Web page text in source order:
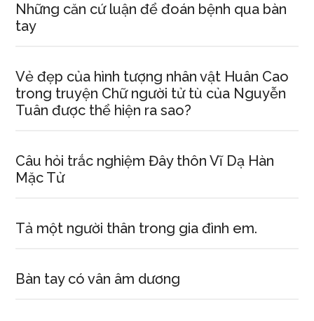
Những căn cứ luận để đoán bệnh qua bàn
tay
Vẻ đẹp của hình tượng nhân vật Huân Cao
trong truyện Chữ người tử tù của Nguyễn
Tuân được thể hiện ra sao?
Câu hỏi trắc nghiệm Đây thôn Vĩ Dạ Hàn
Mặc Tử
Tả một người thân trong gia đình em.
Bàn tay có vân âm dương